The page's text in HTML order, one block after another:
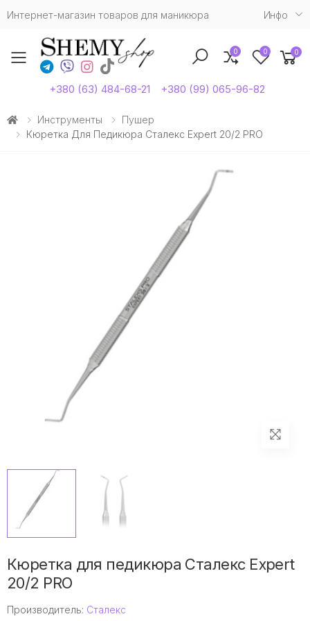
Интернет-магазин товаров для маникюра Инфо
Toggle mobile menu
+380 (63) 484-68-21 +380 (99) 065-96-82
0 0 0
Инструменты
Пушер
Кюретка Для Педикюра Сталекс Expert 20/2 PRO
Кюретка для педикюра Сталекс Expert
20/2 PRO
Производитель: Сталекс